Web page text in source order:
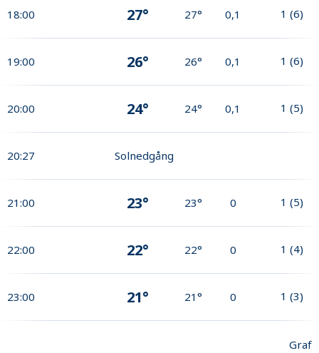
18:00 27° 27° 0,1 1 (6)
19:00 26° 26° 0,1 1 (6)
20:00 24° 24° 0,1 1 (5)
20:27 Solnedgång
21:00 23° 23° 0 1 (5)
22:00 22° 22° 0 1 (4)
23:00 21° 21° 0 1 (3)
Graf